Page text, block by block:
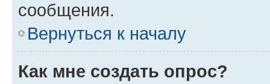
сообщения.
Вернуться к началу
Как мне создать опрос?